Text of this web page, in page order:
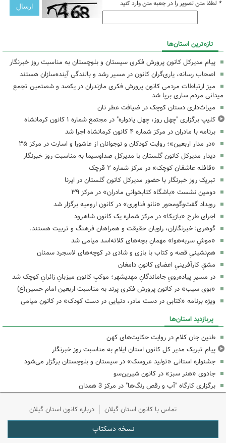
* لطفا متن تصویر را در جعبه متن وارد کنید
تازه‌ترین استان‌ها
پیام مدیرکل کانون پرورش فکری سیستان و بلوچستان به مناسبت روز خبرنگار
اصحاب رسانه، یاری‌گران کانون در مسیر رشد و بالندگی آینده‌سازان هستند
میز ارتباطات مردمی کانون پرورش فکری مازندران در یکصد و شصتمین تجمع
میدانی مردم ساری برپا شد
میراث‌داری دستان کوچک در ضیافت عطر نان
کلیپ برگزاری "چهل روز، چهل یادواره" در مجتمع شماره ۱ کانون کرمانشاه
برنامه با مادران در مرکز شماره ۴ کانون کرمانشاه اجرا شد
«در مدار اربعین»؛ روایت کودکان و نوجوانان از عاشورا و اسارت در مرکز ۳۵
دیدار مدیرکل کانون گلستان با مدیرکل صداوسیما به مناسبت روز خبرنگار
«قافله عاشقان کوچک» در مرکز شماره ۲ قرچک
تبریک روز خبرنگار با حضور مدیرکل کانون گلستان در ایرنا
دومین نشست «باشگاه کتابخوانی مادران» در مرکز ۳۹
رویداد گفت‌وگومحور «نانو فناوری» در کانون ارومیه برگزار شد
اجرای طرح «بازیکا» در مرکز شماره یک کانون شاهرود
گوهری: خبرنگاران، راویان حقیقت و همراهان فرهنگ و تربیت هستند.
«موشِ سربه‌هوا» مهمانِ بچه‌های کلاته‌اسد میامی شد
هم‌نشینیِ قصه و کتاب با بازی و شادی در کوچه‌های لاسجرد سمنان
مشقِ کارآفرینیِ اعضای کانونِ دامغان
در مسیرِ پیاده‌رویِ جاماندگانِ مهدیشهر؛ موکبِ کانون میزبانِ زائرانِ کوچک شد
«بوی سیب» در کانون پرورش فکری پرند به مناسبت اربعین امام حسین(ع)
ویژه برنامه «کتابی در دست مادر، دنیایی در دست کودک» در کانون میامی
پربازدید استان‌ها
طنین جان کلام در روایت حکایت‌های کهن
پیام تبریک مدیر کل کانون استان ایلام به مناسبت روز خبرنگار
جشنواره استانی «تولید عروسک» در سیستان و بلوچستان برگزار می‌شود
جادوی «هنر سبز» در کانون شیرین‌سو
برگزاری کارگاه "آب و رقص رنگ‌ها" در مرکز 3 همدان
تماس با کانون استان گیلان درباره کانون استان گیلان
نسخه دسکتاپ